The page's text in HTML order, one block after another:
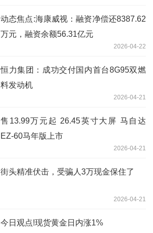
动态焦点:海康威视：融资净偿还8387.62
万元，融资余额56.31亿元
2026-04-22
恒力集团：成功交付国内首台8G95双燃
料发动机
2026-04-21
售13.99万元起 26.45英寸大屏 马自达
EZ-60马年版上市
2026-04-21
街头精准伏击，受骗人3万现金保住了
2026-04-21
今日观点!现货黄金日内涨1%